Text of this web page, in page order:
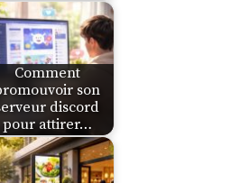
Comment
son
discord
pour attirer…